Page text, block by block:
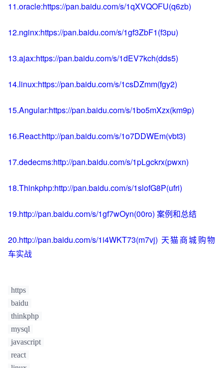
11.oracle:https://pan.baidu.com/s/1qXVQOFU(q6zb)
12.nginx:https://pan.baidu.com/s/1gf3ZbF1(f3pu)
13.ajax:https://pan.baidu.com/s/1dEV7kch(dds5)
14.linux:https://pan.baidu.com/s/1csDZmm(fgy2)
15.Angular:https://pan.baidu.com/s/1bo5mXzx(km9p)
16.React:http://pan.baidu.com/s/1o7DDWEm(vbt3)
17.dedecms:http://pan.baidu.com/s/1pLgckrx(pwxn)
18.Thinkphp:http://pan.baidu.com/s/1slofG8P(ufri)
19.http://pan.baidu.com/s/1gf7wOyn(00ro) 案例和总结
20.http://pan.baidu.com/s/1i4WKT73(m7vj) 天猫商城购物
车实战
https
baidu
thinkphp
mysql
javascript
react